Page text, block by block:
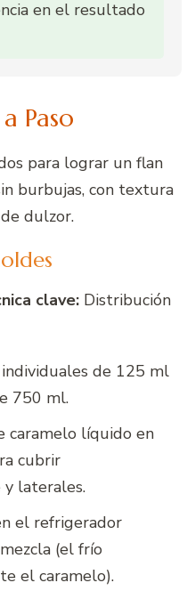
en el resultado
Paso
para lograr un flan
burbujas, con textura
dulzor.
clave: Distribución
de 125 ml
750 ml.
caramelo líquido en
cubrir
laterales.
el refrigerador
(el frío
el caramelo).